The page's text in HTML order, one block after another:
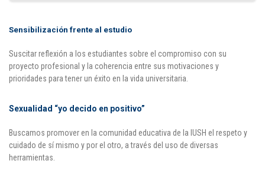
Sensibilización frente al estudio
Suscitar reflexión a los estudiantes sobre el compromiso con su
proyecto profesional y la coherencia entre sus motivaciones y
prioridades para tener un éxito en la vida universitaria.
Sexualidad “yo decido en positivo”
Buscamos promover en la comunidad educativa de la IUSH el respeto y
cuidado de sí mismo y por el otro, a través del uso de diversas
herramientas.
Puntos de pago